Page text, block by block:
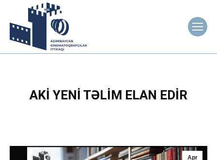
AKİ YENI TƏLIM ELAN EDIR
Apr